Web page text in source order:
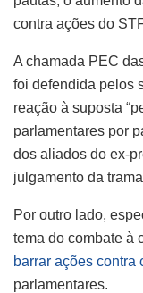
contra ações do
A chamada PEC
foi defendida pelos
reação à suposta
parlamentares por
dos aliados do ex-
julgamento da
Por outro lado,
tema do combate à
barrar ações contra
parlamentares.